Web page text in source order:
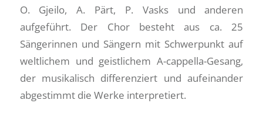
O. Gjeilo, A. Pärt, P. Vasks und anderen
aufgeführt. Der Chor besteht aus ca. 25
Sängerinnen und Sängern mit Schwerpunkt auf
weltlichem und geistlichem A-cappella-Gesang,
der musikalisch differenziert und aufeinander
abgestimmt die Werke interpretiert.